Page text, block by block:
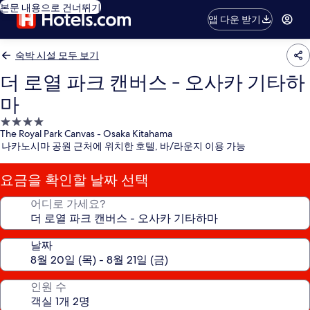
본문 내용으로 건너뛰기
앱 다운 받기
숙박 시설 모두 보기
더 로열 파크 캔버스 - 오사카 기타하
마
4.0
성
급
숙
박
시
The Royal Park Canvas - Osaka Kitahama
나카노시마 공원 근처에 위치한 호텔, 바/라운지 이용 가능
요금을 확인할 날짜 선택
어디로 가세요?
날짜
인원 수